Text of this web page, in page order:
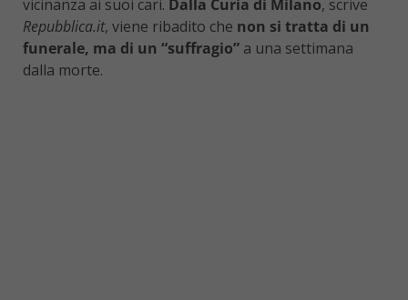
vicinanza ai suoi cari. Dalla Curia di Milano, scrive
Repubblica.it, viene ribadito che non si tratta di un
funerale, ma di un “suffragio” a una settimana
dalla morte.